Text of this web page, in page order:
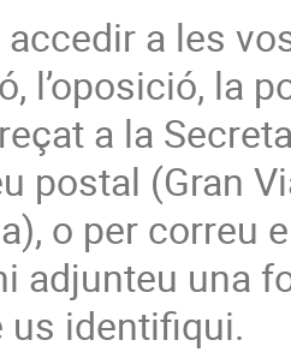
accedir a les
l’oposició, la
a la
postal (Gran
o per correu
adjunteu una
us identifiqui.